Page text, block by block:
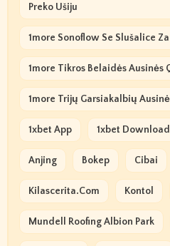
Preko Ušiju
1more Sonoflow Se Slušalice
1more Tikros Belaidės Ausinės
1more Trijų Garsiakalbių
1xbet App 1xbet Download
Anjing Bokep Cibai
Kilascerita.com Kontol
Mundell Roofing Albion Park